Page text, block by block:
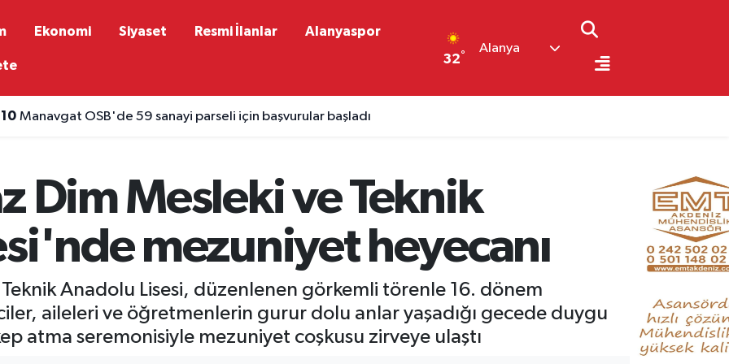
Ekonomi Siyaset Resmi İlanlar Alanyaspor
32°
Alanya
Manavgat OSB'de 59 sanayi parseli için başvurular başladı
Dim Mesleki ve Teknik
mezuniyet heyecanı
Teknik Anadolu Lisesi, düzenlenen görkemli törenle 16. dönem
aileleri ve öğretmenlerin gurur dolu anlar yaşadığı gecede duygu
atma seremonisiyle mezuniyet coşkusu zirveye ulaştı